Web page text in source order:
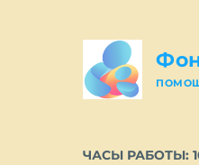
ЧАСЫ РАБОТЫ: